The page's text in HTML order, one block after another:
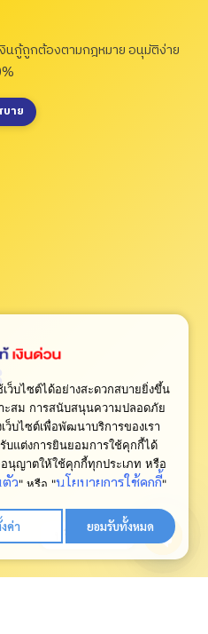
กู้ถูกต้องตามกฎหมาย อนุมัติง่าย
บาย
ว็บไซต์ได้อย่างสะดวกสบายยิ่งขึ้น
ะสม การสนับสนุนความปลอดภัย
ว็บไซต์เพื่อพัฒนาบริการของเรา
บแต่งการยินยอมการใช้คุกกี้ได้
นุญาตให้ใช้คุกกี้ทุกประเภท หรือ
ว" หรือ "นโยบายการใช้คุกกี้"
ค่า ยอมรับทั้งหมด
ปรึกษาเรา
Open